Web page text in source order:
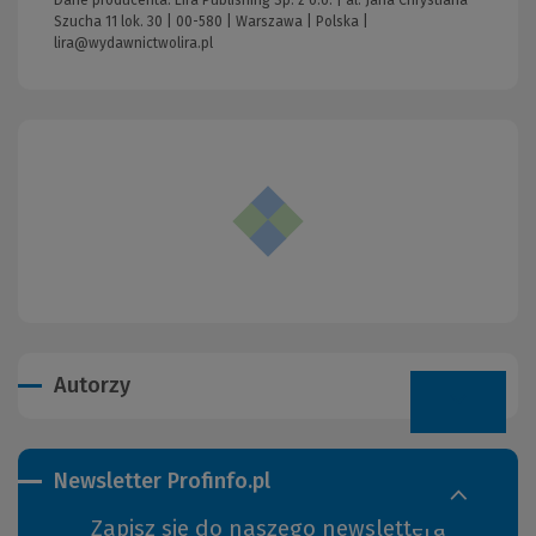
Szucha 11 lok. 30 | 00-580 | Warszawa | Polska |
lira@wydawnictwolira.pl
Autorzy
Newsletter Profinfo.pl
Zapisz się do naszego newslettera